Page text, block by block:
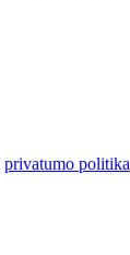
privatumo politika